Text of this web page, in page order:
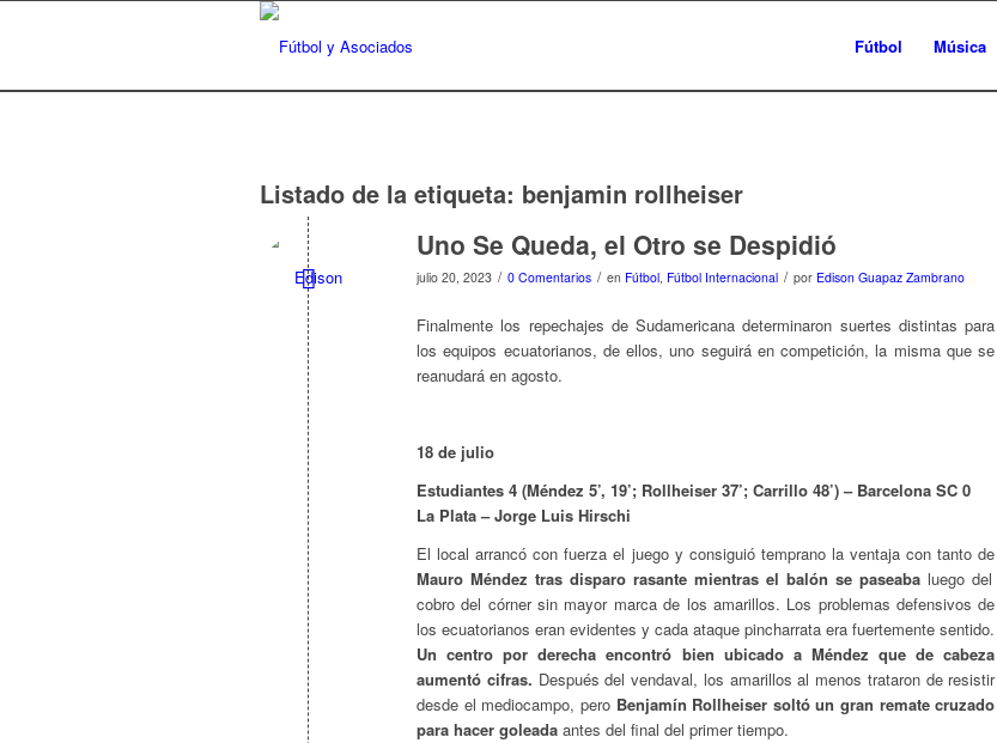
Fútbol Música
Listado de la etiqueta: benjamin rollheiser
Uno Se Queda, el Otro se Despidió
julio 20, 2023 / 0 Comentarios / en Fútbol, Fútbol Internacional / por Edison Guapaz Zambrano
Finalmente los repechajes de Sudamericana determinaron suertes distintas para
los equipos ecuatorianos, de ellos, uno seguirá en competición, la misma que se
reanudará en agosto.
18 de julio
Estudiantes 4 (Méndez 5’, 19’; Rollheiser 37’; Carrillo 48’) – Barcelona SC 0
La Plata – Jorge Luis Hirschi
El local arrancó con fuerza el juego y consiguió temprano la ventaja con tanto de
Mauro Méndez tras disparo rasante mientras el balón se paseaba luego del
cobro del córner sin mayor marca de los amarillos. Los problemas defensivos de
los ecuatorianos eran evidentes y cada ataque pincharrata era fuertemente sentido.
Un centro por derecha encontró bien ubicado a Méndez que de cabeza
aumentó cifras. Después del vendaval, los amarillos al menos trataron de resistir
desde el mediocampo, pero Benjamín Rollheiser soltó un gran remate cruzado
para hacer goleada antes del final del primer tiempo.